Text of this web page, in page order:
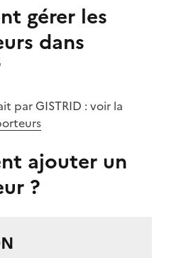
gérer les
dans
par GISTRID : voir la
ajouter un
?